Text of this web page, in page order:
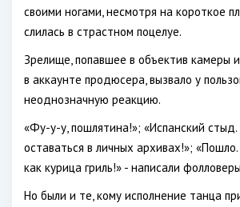
своими ногами, несмотря на короткое
слилась в страстном поцелуе.
Зрелище, попавшее в объектив камеры
в аккаунте продюсера, вызвало у
неоднозначную реакцию.
«Фу-у-у, пошлятина!»; «Испанский
оставаться в личных архивах!»;
как курица гриль!» - написали
Но были и те, кому исполнение танца